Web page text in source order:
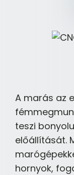
A marás az
teszi
előállítását.
hornyok,